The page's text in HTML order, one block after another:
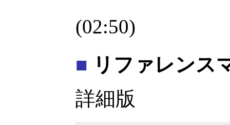
(02:50)
■ リファレンス
詳細版